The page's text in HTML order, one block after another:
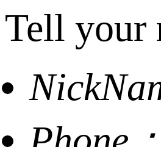
Tell your